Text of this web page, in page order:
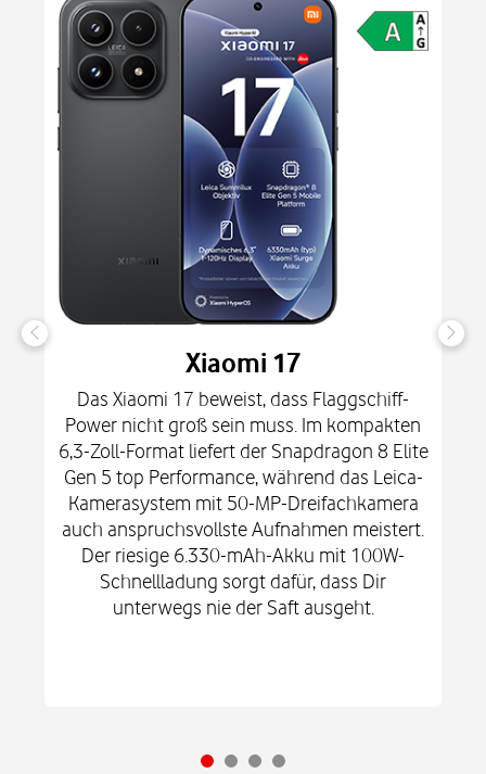
Xiaomi 17
Das Xiaomi 17 beweist, dass Flaggschiff-
Power nicht groß sein muss. Im kompakten
6,3-Zoll-Format liefert der Snapdragon 8 Elite
Gen 5 top Performance, während das Leica-
Kamerasystem mit 50-MP-Dreifachkamera
auch anspruchsvollste Aufnahmen meistert.
Der riesige 6.330-mAh-Akku mit 100W-
Schnellladung sorgt dafür, dass Dir
unterwegs nie der Saft ausgeht.